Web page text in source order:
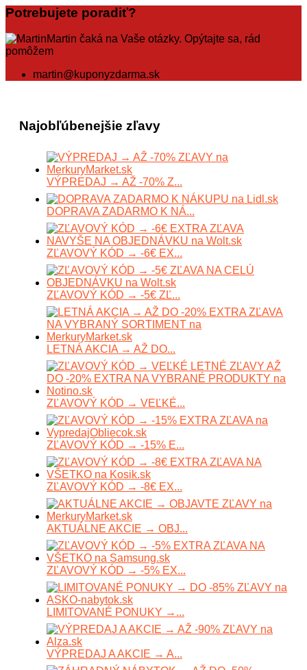
Potrebujete poradiť?
Martin čaká na Vaše otázky. Opýtajte sa, rád
pomôžem
martin@kuponyzdarma.sk
Najobľúbenejšie zľavy
VÝPREDAJ → AŽ -70% Z...
DOPRAVA ZADARMO K NÁ...
ZĽAVOVÝ KÓD → -6€ EX...
ZĽAVOVÝ KÓD → -5€ ZĽ...
LETNÁ AKCIA → AŽ DO...
ZĽAVOVÝ KÓD → VEĽKÉ...
ZĽAVOVÝ KÓD → -15% E...
ZĽAVOVÝ KÓD → -8€ EX...
AKTUÁLNE AKCIE → OBJ...
ZĽAVOVÝ KÓD → -5% EX...
LIMITOVANÉ PONUKY →...
VÝPREDAJ A AKCIE → A...